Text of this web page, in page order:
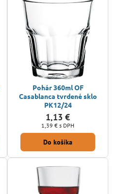
Pohár 360ml OF
Casablanca tvrdené sklo
PK12/24
1,13 €
1,39 € s DPH
Do košíka